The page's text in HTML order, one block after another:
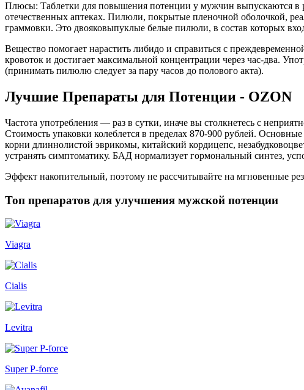
Плюсы: Таблетки для повышения потенции у мужчин выпускаются в
отечественных аптеках. Пилюли, покрытые пленочной оболочкой,
граммовки. Это двояковыпуклые белые пилюли, в состав которых
Вещество помогает нарастить либидо и справиться с
кровоток и достигает максимальной концентрации через час-два.
(принимать пилюлю следует за пару часов до полового акта).
Лучшие Препараты для Потенции - OZON
Частота употребления — раз в сутки, иначе вы столкнетесь с
Стоимость упаковки колеблется в пределах 870-900 рублей.
корни длиннолистой эврикомы, китайский кордицепс,
устранять симптоматику. БАД нормализует гормональный синтез,
Эффект накопительный, поэтому не рассчитывайте на мгновенные
Топ препаратов для улучшения мужской потенции
Viagra
Cialis
Levitra
Super P-force